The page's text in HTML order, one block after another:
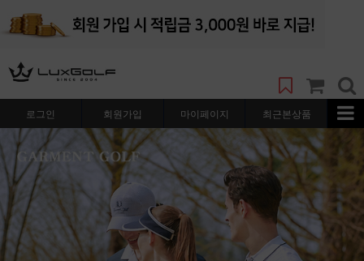
로그인 회원가입 마이페이지 최근본상품